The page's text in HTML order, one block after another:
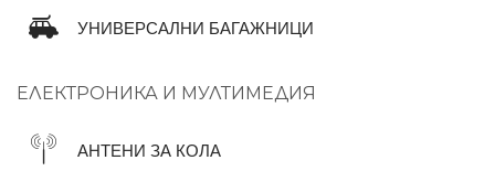
УНИВЕРСАЛНИ БАГАЖНИЦИ
ЕЛЕКТРОНИКА И МУЛТИМЕДИЯ
АНТЕНИ ЗА КОЛА